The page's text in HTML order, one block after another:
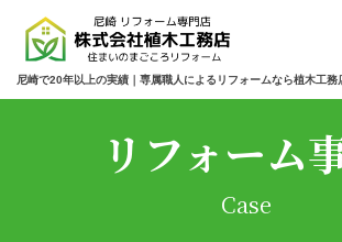
尼崎で20年以上の実績｜専属職人によるリフォームなら植木工務
リフォーム
Case